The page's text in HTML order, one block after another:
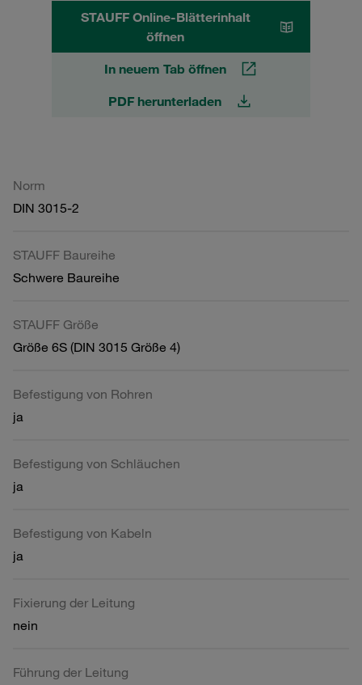
STAUFF Online-Blätterinhalt
öffnen
In neuem Tab öffnen
PDF herunterladen
Norm
DIN 3015-2
STAUFF Baureihe
Schwere Baureihe
STAUFF Größe
Größe 6S (DIN 3015 Größe 4)
Befestigung von Rohren
ja
Befestigung von Schläuchen
ja
Befestigung von Kabeln
ja
Fixierung der Leitung
nein
Führung der Leitung